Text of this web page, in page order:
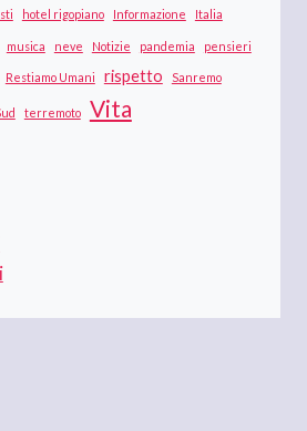
hotel rigopiano Informazione Italia
musica neve Notizie pandemia pensieri
Restiamo Umani rispetto Sanremo
terremoto Vita